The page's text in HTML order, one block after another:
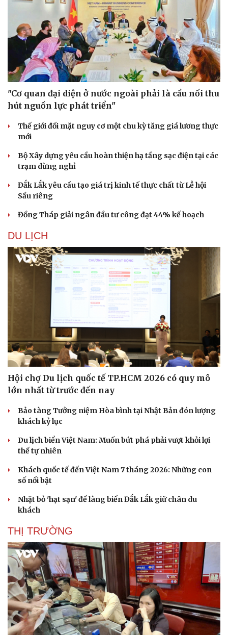
Sức khỏe
Dinh dưỡng - món ngon
Cây thuốc
Sản phụ khoa
Làm đẹp - giảm cân
Phòng mạch online
Ăn sạch sống khỏe
Nhà đẹp
Blog
Tình yêu - Gia đình
"Cơ quan đại diện ở nước ngoài phải là cầu nối thu
hút nguồn lực phát triển"
Thế giới đối mặt nguy cơ một chu kỳ tăng giá lương thực
mới
Bộ Xây dựng yêu cầu hoàn thiện hạ tầng sạc điện tại các
trạm dừng nghỉ
Đắk Lắk yêu cầu tạo giá trị kinh tế thực chất từ Lễ hội
Sầu riêng
Đồng Tháp giải ngân đầu tư công đạt 44% kế hoạch
DU LỊCH
Hội chợ Du lịch quốc tế TP.HCM 2026 có quy mô
lớn nhất từ trước đến nay
Bảo tàng Tưởng niệm Hòa bình tại Nhật Bản đón lượng
khách kỷ lục
Du lịch biển Việt Nam: Muốn bứt phá phải vượt khỏi lợi
thế tự nhiên
Khách quốc tế đến Việt Nam 7 tháng 2026: Những con
số nổi bật
Nhặt bỏ 'hạt sạn' để làng biển Đắk Lắk giữ chân du
khách
THỊ TRƯỜNG